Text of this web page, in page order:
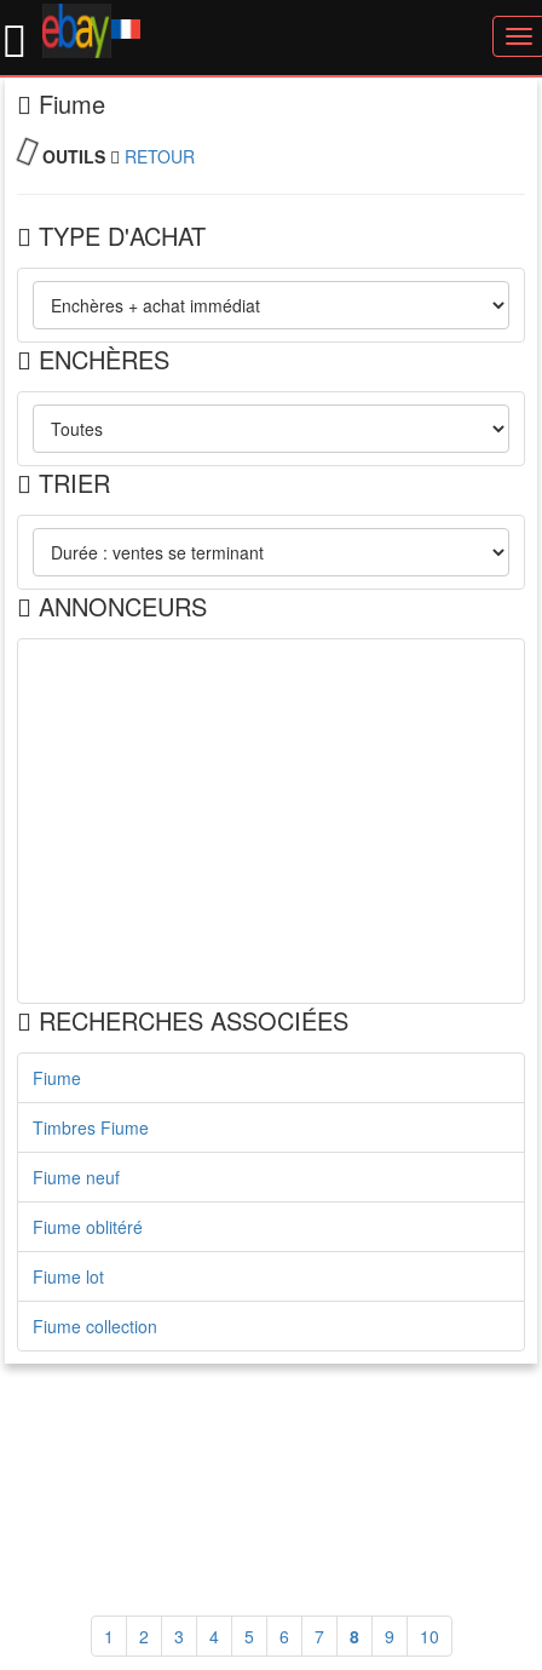
Fiume
OUTILS RETOUR
TYPE D'ACHAT
ENCHÈRES
TRIER
ANNONCEURS
RECHERCHES ASSOCIÉES
Fiume
Timbres Fiume
Fiume neuf
Fiume oblitéré
Fiume lot
Fiume collection
1 2 3 4 5 6 7 8 9 10